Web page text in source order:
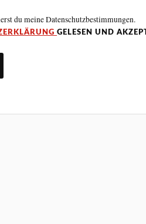
du meine Datenschutzbestimmungen.
GELESEN UND